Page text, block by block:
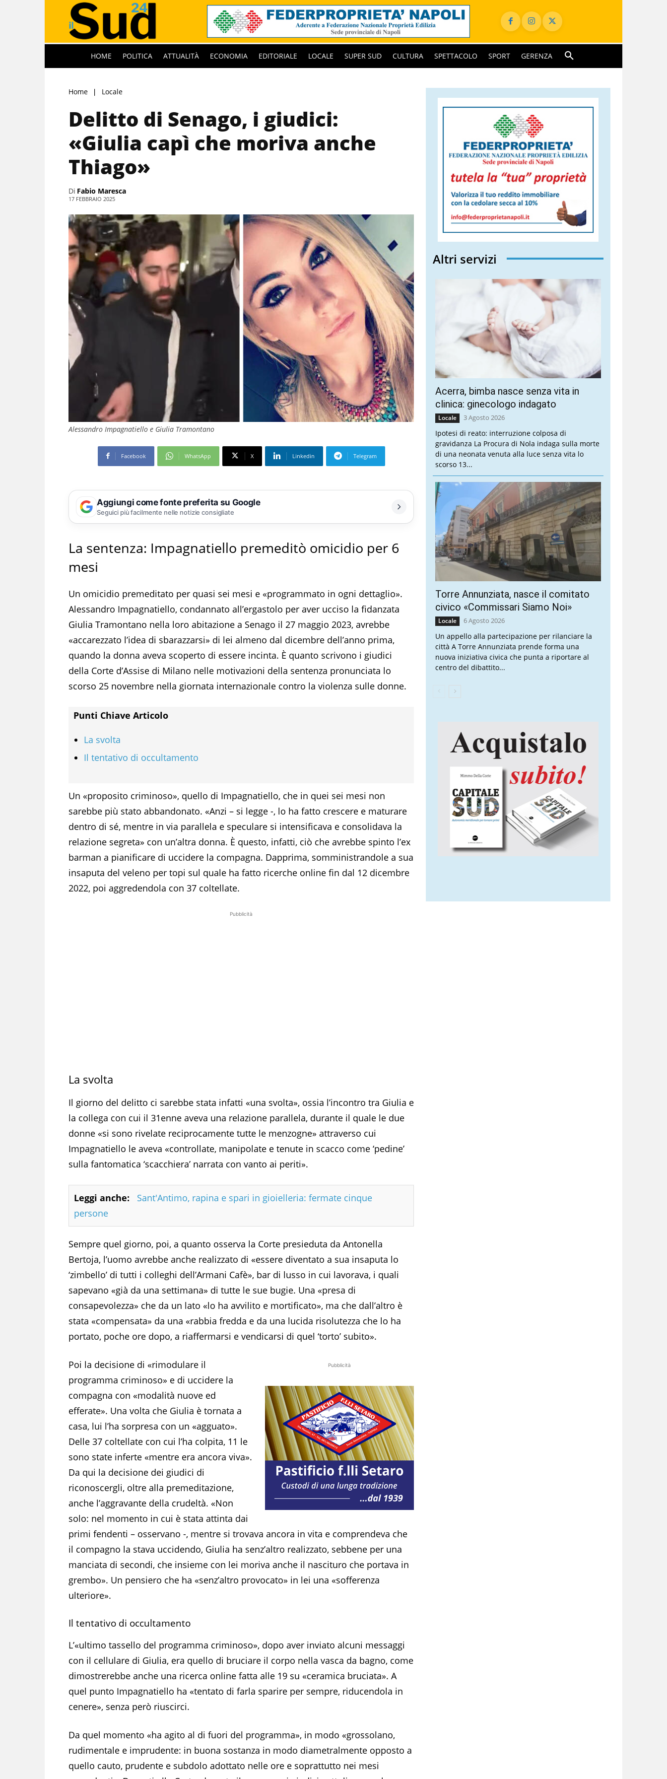
HOME POLITICA ATTUALITÀ ECONOMIA EDITORIALE LOCALE SUPER SUD CULTURA SPETTACOLO SPORT GERENZA
Home Locale
Delitto di Senago, i giudici:
«Giulia capì che moriva anche
Thiago»
Di Fabio Maresca
17 FEBBRAIO 2025
Alessandro Impagnatiello e Giulia Tramontano
Facebook WhatsApp X Linkedin Telegram
Aggiungi come fonte preferita su Google
Seguici più facilmente nelle notizie consigliate
La sentenza: Impagnatiello premeditò omicidio per 6
mesi
Un omicidio premeditato per quasi sei mesi e «programmato in ogni dettaglio».
Alessandro Impagnatiello, condannato all’ergastolo per aver ucciso la fidanzata
Giulia Tramontano nella loro abitazione a Senago il 27 maggio 2023, avrebbe
«accarezzato l’idea di sbarazzarsi» di lei almeno dal dicembre dell’anno prima,
quando la donna aveva scoperto di essere incinta. È quanto scrivono i giudici
della Corte d’Assise di Milano nelle motivazioni della sentenza pronunciata lo
scorso 25 novembre nella giornata internazionale contro la violenza sulle donne.
Punti Chiave Articolo
La svolta
Il tentativo di occultamento
Un «proposito criminoso», quello di Impagnatiello, che in quei sei mesi non
sarebbe più stato abbandonato. «Anzi – si legge -, lo ha fatto crescere e maturare
dentro di sé, mentre in via parallela e speculare si intensificava e consolidava la
relazione segreta» con un’altra donna. È questo, infatti, ciò che avrebbe spinto l’ex
barman a pianificare di uccidere la compagna. Dapprima, somministrandole a sua
insaputa del veleno per topi sul quale ha fatto ricerche online fin dal 12 dicembre
2022, poi aggredendola con 37 coltellate.
Pubblicità
La svolta
Il giorno del delitto ci sarebbe stata infatti «una svolta», ossia l’incontro tra Giulia e
la collega con cui il 31enne aveva una relazione parallela, durante il quale le due
donne «si sono rivelate reciprocamente tutte le menzogne» attraverso cui
Impagnatiello le aveva «controllate, manipolate e tenute in scacco come ‘pedine’
sulla fantomatica ‘scacchiera’ narrata con vanto ai periti».
Leggi anche:
Sant'Antimo, rapina e spari in gioielleria: fermate cinque
persone
Sempre quel giorno, poi, a quanto osserva la Corte presieduta da Antonella
Bertoja, l’uomo avrebbe anche realizzato di «essere diventato a sua insaputa lo
‘zimbello’ di tutti i colleghi dell’Armani Cafè», bar di lusso in cui lavorava, i quali
sapevano «già da una settimana» di tutte le sue bugie. Una «presa di
consapevolezza» che da un lato «lo ha avvilito e mortificato», ma che dall’altro è
stata «compensata» da una «rabbia fredda e da una lucida risolutezza che lo ha
portato, poche ore dopo, a riaffermarsi e vendicarsi di quel ‘torto’ subito».
Pubblicità
Poi la decisione di «rimodulare il
programma criminoso» e di uccidere la
compagna con «modalità nuove ed
efferate». Una volta che Giulia è tornata a
casa, lui l’ha sorpresa con un «agguato».
Delle 37 coltellate con cui l’ha colpita, 11 le
sono state inferte «mentre era ancora viva».
Da qui la decisione dei giudici di
riconoscergli, oltre alla premeditazione,
anche l’aggravante della crudeltà. «Non
solo: nel momento in cui è stata attinta dai
primi fendenti – osservano -, mentre si trovava ancora in vita e comprendeva che
il compagno la stava uccidendo, Giulia ha senz’altro realizzato, sebbene per una
manciata di secondi, che insieme con lei moriva anche il nascituro che portava in
grembo». Un pensiero che ha «senz’altro provocato» in lei una «sofferenza
ulteriore».
Il tentativo di occultamento
L’«ultimo tassello del programma criminoso», dopo aver inviato alcuni messaggi
con il cellulare di Giulia, era quello di bruciare il corpo nella vasca da bagno, come
dimostrerebbe anche una ricerca online fatta alle 19 su «ceramica bruciata». A
quel punto Impagnatiello ha «tentato di farla sparire per sempre, riducendola in
cenere», senza però riuscirci.
Da quel momento «ha agito al di fuori del programma», in modo «grossolano,
rudimentale e imprudente: in buona sostanza in modo diametralmente opposto a
quello cauto, prudente e subdolo adottato nelle ore e soprattutto nei mesi
Altri servizi
Acerra, bimba nasce senza vita in
clinica: ginecologo indagato
Locale 3 Agosto 2026
Ipotesi di reato: interruzione colposa di
gravidanza La Procura di Nola indaga sulla morte
di una neonata venuta alla luce senza vita lo
scorso 13...
Torre Annunziata, nasce il comitato
civico «Commissari Siamo Noi»
Locale 6 Agosto 2026
Un appello alla partecipazione per rilanciare la
città A Torre Annunziata prende forma una
nuova iniziativa civica che punta a riportare al
centro del dibattito...